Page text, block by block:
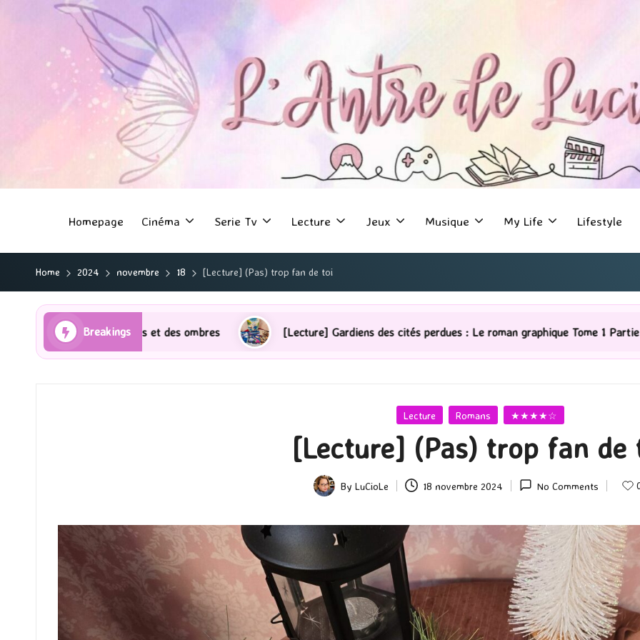
Homepage Cinéma Serie Tv Lecture Jeux Musique My Life Lifestyle
Home 2024 novembre 18 [Lecture] (Pas) trop fan de toi
Breakings
et des ombres [Lecture] Gardiens des cités perdues : Le roman graphique Tome 1 Partie 2 [Série TV]
Posted
Lecture Romans ★★★★☆
[Lecture] (Pas) trop fan de
Posted
By LuCioLe 18 novembre 2024 No Comments